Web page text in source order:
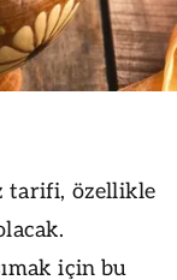
tarifi, özellikle
için bu